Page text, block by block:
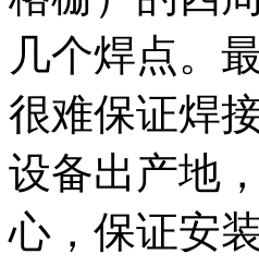
几个焊点。
很难保证焊
设备出产地
心，保证安